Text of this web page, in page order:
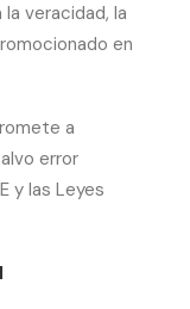
veracidad, la
en
a
error
y las Leyes